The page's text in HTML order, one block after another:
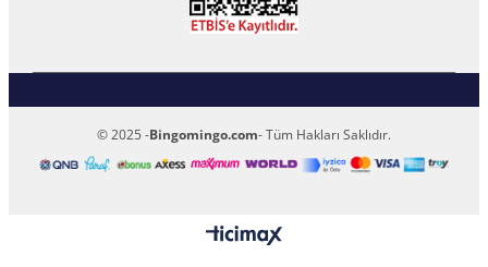
© 2025 -Bingomingo.com- Tüm Hakları Saklıdır.